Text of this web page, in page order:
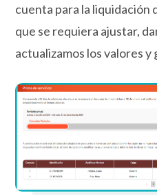
cuenta para la liquidación
que se requiera ajustar,
actualizamos los valores y